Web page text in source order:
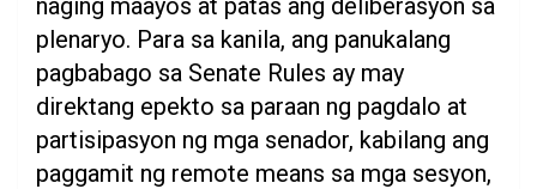
naging maayos at patas ang deliberasyon sa
plenaryo. Para sa kanila, ang panukalang
pagbabago sa Senate Rules ay may
direktang epekto sa paraan ng pagdalo at
partisipasyon ng mga senador, kabilang ang
paggamit ng remote means sa mga sesyon,